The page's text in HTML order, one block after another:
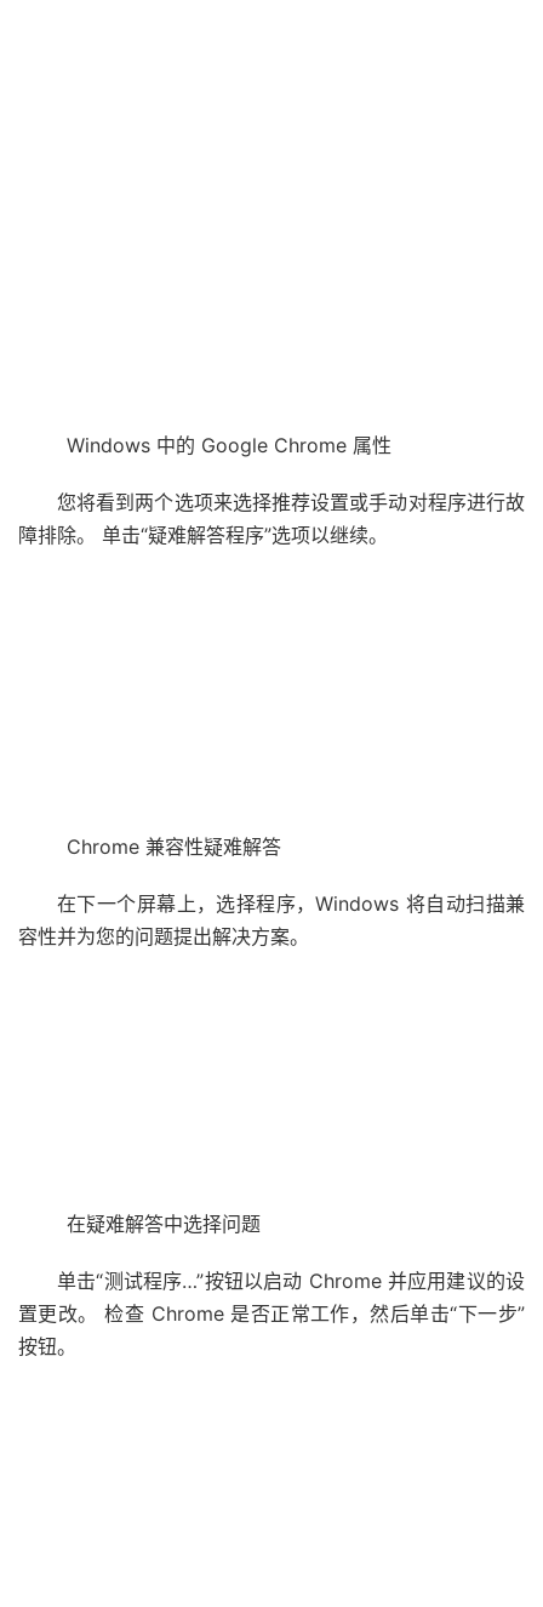
Windows 中的 Google Chrome 属性
您将看到两个选项来选择推荐设置或手动对程序进行故
障排除。 单击“疑难解答程序”选项以继续。
Chrome 兼容性疑难解答
在下一个屏幕上，选择程序，Windows 将自动扫描兼
容性并为您的问题提出解决方案。
在疑难解答中选择问题
单击“测试程序…”按钮以启动 Chrome 并应用建议的设
置更改。 检查 Chrome 是否正常工作，然后单击“下一步”
按钮。